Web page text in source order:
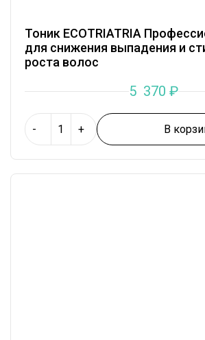
Тоник ECOTRIATRIA
для снижения выпадения и
роста волос
5 370 ₽
- + В